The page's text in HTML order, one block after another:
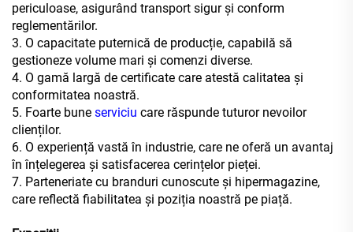
periculoase, asigurând transport sigur și conform
reglementărilor.
3. O capacitate puternică de producție, capabilă să
gestioneze volume mari și comenzi diverse.
4. O gamă largă de certificate care atestă calitatea și
conformitatea noastră.
5. Foarte bune serviciu care răspunde tuturor nevoilor
clienților.
6. O experiență vastă în industrie, care ne oferă un avantaj
în înțelegerea și satisfacerea cerințelor pieței.
7. Parteneriate cu branduri cunoscute și hipermagazine,
care reflectă fiabilitatea și poziția noastră pe piață.